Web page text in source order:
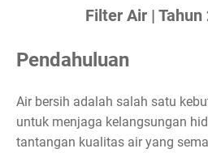
Filter Air | Tahun
Pendahuluan
Air bersih adalah salah satu
untuk menjaga kelangsungan
tantangan kualitas air yang